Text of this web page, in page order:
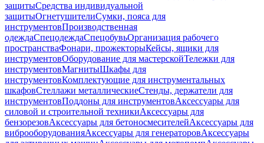
защитыСредства индивидуальной
защитыОгнетушителиСумки, пояса для
инструментовПроизводственная
одеждаСпецодеждаСпецобувьОрганизация рабочего
пространстваФонари, прожекторыКейсы, ящики для
инструментовОборудование для мастерскойТележки для
инструментовМагнитыШкафы для
инструментовКомплектующие для инструментальных
шкафовСтеллажи металлическиеСтенды, держатели для
инструментовПоддоны для инструментовАксессуары для
силовой и строительной техникиАксессуары для
бензорезовАксессуары для бетоносмесителейАксессуары для
виброоборудованияАксессуары для генераторовАксессуары